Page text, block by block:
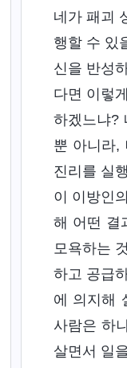
네가 패괴
행할 수 있
신을 반성
다면 이렇
하겠느냐?
뿐 아니라,
진리를 실
이 이방인
해 어떤 결
모욕하는
하고 공급
에 의지해
사람은 하
살면서 일